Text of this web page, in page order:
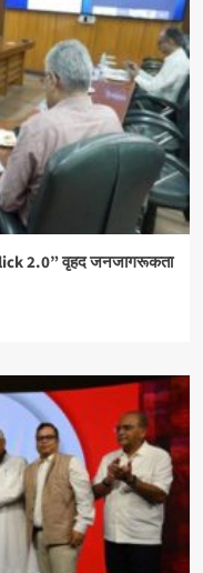
2.0” वृहद जनजागरूकता